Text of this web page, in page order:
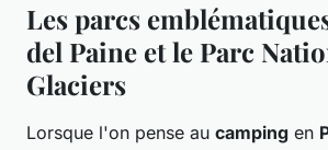
Les parcs
del Paine et le Parc
Glaciers
Lorsque l'on pense au camping en